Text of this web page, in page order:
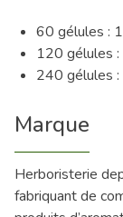
60 gélules :
120 gélules
240 gélules
Marque
Herboristerie
fabriquant de